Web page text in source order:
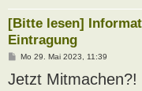
[Bitte lesen]
Eintragung
B
i
t
Mo 29. Mai 2023, 11:39
Jetzt Mitmachen?!